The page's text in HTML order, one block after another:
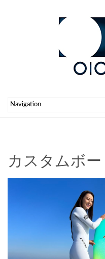
カスタムボー